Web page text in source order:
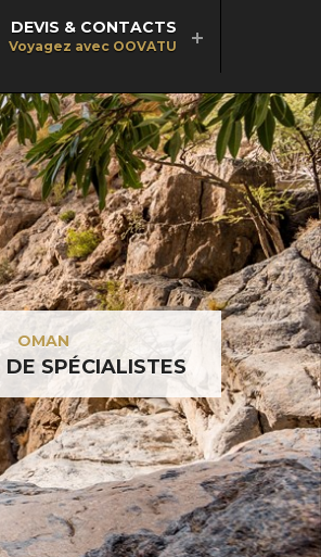
DEVIS & CONTACTS
Voyagez avec OOVATU
OMAN
DE SPÉCIALISTES